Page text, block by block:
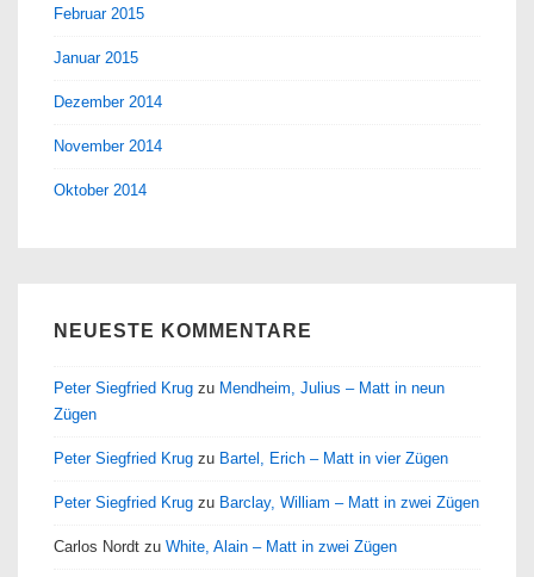
Februar 2015
Januar 2015
Dezember 2014
November 2014
Oktober 2014
NEUESTE KOMMENTARE
Peter Siegfried Krug zu Mendheim, Julius – Matt in neun
Zügen
Peter Siegfried Krug zu Bartel, Erich – Matt in vier Zügen
Peter Siegfried Krug zu Barclay, William – Matt in zwei Zügen
Carlos Nordt zu White, Alain – Matt in zwei Zügen